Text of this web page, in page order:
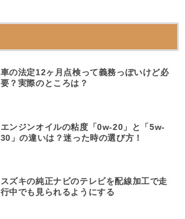
車の法定12ヶ月点検って義務っぽいけど必
要？実際のところは？
エンジンオイルの粘度「0w-20」と「5w-
30」の違いは？迷った時の選び方！
スズキの純正ナビのテレビを配線加工で走
行中でも見られるようにする